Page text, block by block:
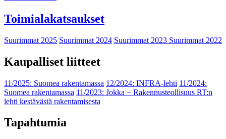
Toimialakatsaukset
Suurimmat 2025 Suurimmat 2024 Suurimmat 2023 Suurimmat 2022
Kaupalliset liitteet
11/2025: Suomea rakentamassa 12/2024: INFRA-lehti 11/2024:
Suomea rakentamassa 11/2023: Jokka − Rakennusteollisuus RT:n
lehti kestävästä rakentamisesta
Tapahtumia